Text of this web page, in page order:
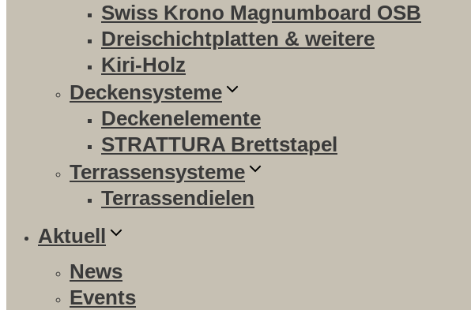
Swiss Krono Magnumboard OSB
Dreischichtplatten & weitere
Kiri-Holz
Deckensysteme
Deckenelemente
STRATTURA Brettstapel
Terrassensysteme
Terrassendielen
Aktuell
News
Events